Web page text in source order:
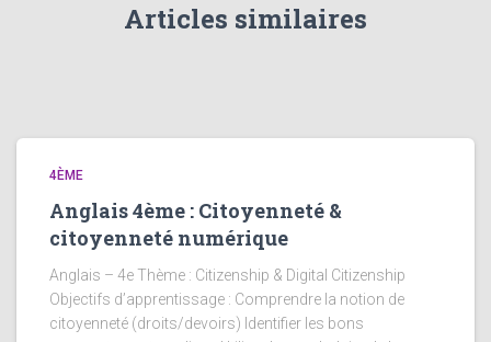
Articles similaires
4ÈME
Anglais 4ème : Citoyenneté &
citoyenneté numérique
Anglais – 4e Thème : Citizenship & Digital Citizenship
Objectifs d’apprentissage : Comprendre la notion de
citoyenneté (droits/devoirs) Identifier les bons